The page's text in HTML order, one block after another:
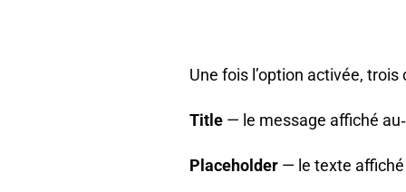
Une fois l’option activée,
Title — le message affiché
Placeholder — le texte affiché